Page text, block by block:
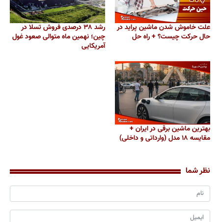
علت خاموش شدن ماشین پراید در
حال حرکت چیست؟ + راه حل
رشد ۳۸ درصدی فروش تسلا در
چین؛ نهمین ماه متوالی صعود غول
آمریکایی
بهترین ماشین برقی در ایران +
مقایسه ۱۸ مدل (وارداتی و داخلی)
نظر شما